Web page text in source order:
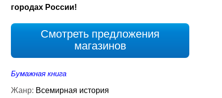
городах России!
Смотреть предложения
магазинов
Бумажная книга
Жанр: Всемирная история